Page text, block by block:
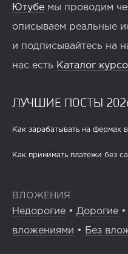
Ютубе мы проводим
описываем реальные
и подписывайтесь на
нас есть Каталог
ЛУЧШИЕ ПОСТЫ
Как зарабатывать на фермах
Как принимать платежи без
ВЛОЖЕНИЯ
Недорогие • Дорогие •
вложениями • Без